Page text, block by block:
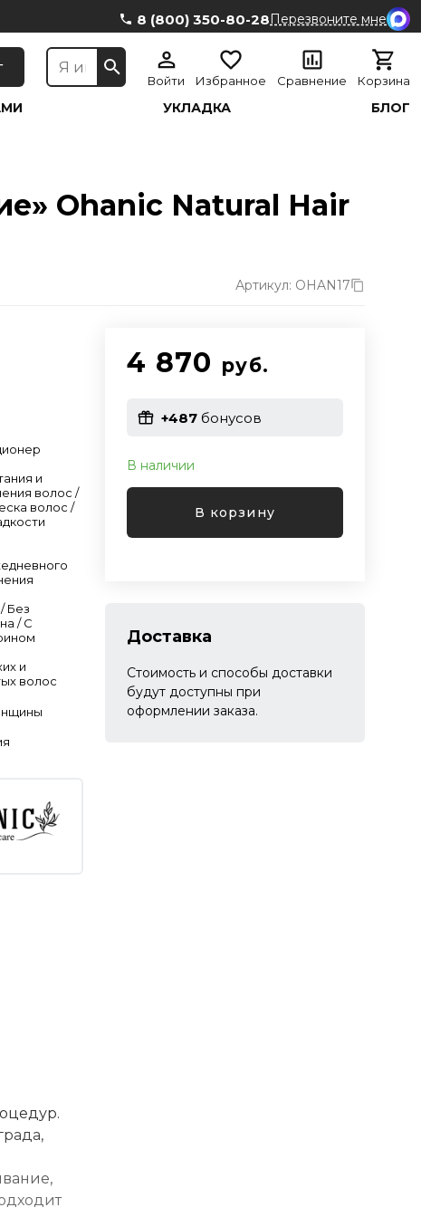
8 (800) 350-80-28Перезвоните мне
Войти Избранное Сравнение Корзина
УКЛАДКА БЛОГ
Ohanic Natural Hair
Артикул: OHAN17
и
волос /
волос /
Без
/ С
и
волос
4 870 руб.
+487бонусов
В наличии
В корзину
Доставка
Стоимость и способы доставки
будут доступны при
оформлении заказа.